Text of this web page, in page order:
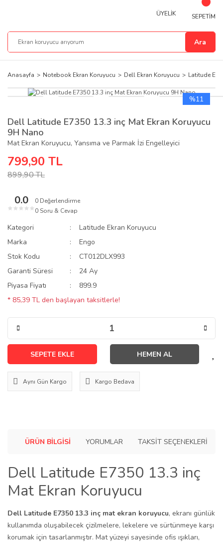
Ara
ÜYELİK SEPETİM
Anasayfa Notebook Ekran Koruyucu Dell Ekran Koruyucu Latitude
%11
Dell Latitude E7350 13.3 inç Mat Ekran Koruyucu
9H Nano
Mat Ekran Koruyucu, Yansıma ve Parmak İzi Engelleyici
799,90 TL
899,90 TL
0.0
★ ★ ★ ★ ★
0 Değerlendirme
0 Soru & Cevap
Kategori
Latitude Ekran Koruyucu
Marka
Engo
Stok Kodu
CT012DLX993
Garanti Süresi
24 Ay
Piyasa Fiyatı
899.9
* 85,39 TL den başlayan taksitlerle!
SEPETE EKLE HEMEN AL
Aynı Gün Kargo Kargo Bedava
ÜRÜN BILGISI YORUMLAR TAKSIT SEÇENEKLERI
Dell Latitude E7350 13.3 inç
Mat Ekran Koruyucu
Dell Latitude E7350 13.3 inç mat ekran koruyucu, ekranı günlük
kullanımda oluşabilecek çizilmelere, lekelere ve sürtünmeye karşı
korumak için tasarlanmıştır. Mat yüzeyi sayesinde ofis ışıkları,